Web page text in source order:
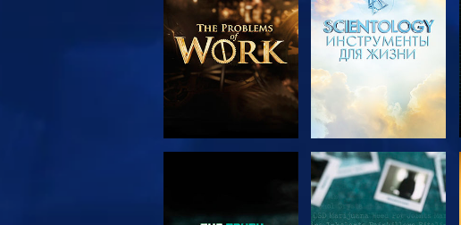
ПЕРЕДАЧИ
СМОТРЕТЬ